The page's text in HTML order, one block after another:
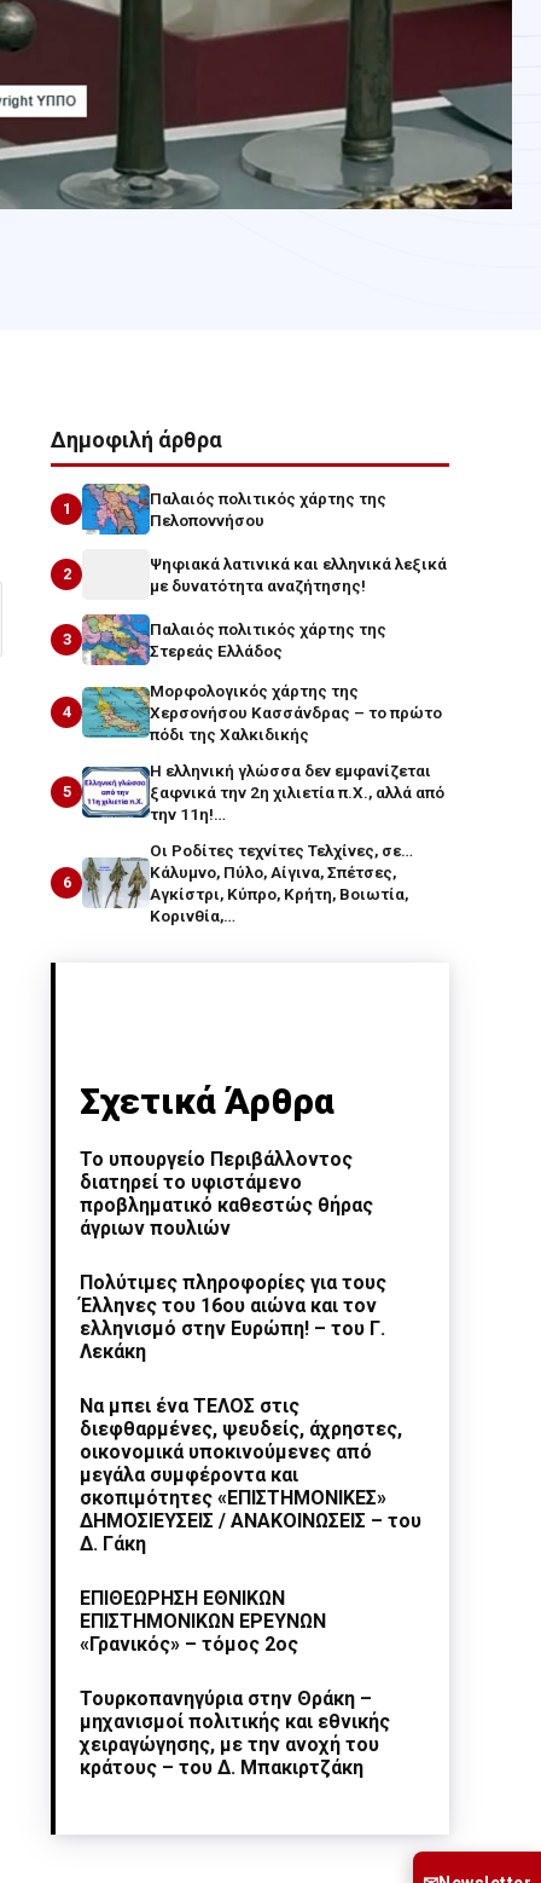
Δημοφιλή άρθρα
1
Παλαιός πολιτικός χάρτης της
Πελοποννήσου
2
Ψηφιακά λατινικά και ελληνικά λεξικά
με δυνατότητα αναζήτησης!
3
Παλαιός πολιτικός χάρτης της
Στερεάς Ελλάδος
4
Μορφολογικός χάρτης της
Χερσονήσου Κασσάνδρας – το πρώτο
πόδι της Χαλκιδικής
5
Η ελληνική γλώσσα δεν εμφανίζεται
ξαφνικά την 2η χιλιετία π.Χ., αλλά από
την 11η!…
6
Οι Ροδίτες τεχνίτες Τελχίνες, σε…
Κάλυμνο, Πύλο, Αίγινα, Σπέτσες,
Αγκίστρι, Κύπρο, Κρήτη, Βοιωτία,
Κορινθία,…
Σχετικά Άρθρα
Το υπουργείο Περιβάλλοντος
διατηρεί το υφιστάμενο
προβληματικό καθεστώς θήρας
άγριων πουλιών
Πολύτιμες πληροφορίες για τους
Έλληνες του 16ου αιώνα και τον
ελληνισμό στην Ευρώπη! – του Γ.
Λεκάκη
Να μπει ένα ΤΕΛΟΣ στις
διεφθαρμένες, ψευδείς, άχρηστες,
οικονομικά υποκινούμενες από
μεγάλα συμφέροντα και
σκοπιμότητες «ΕΠΙΣΤΗΜΟΝΙΚΕΣ»
ΔΗΜΟΣΙΕΥΣΕΙΣ / ΑΝΑΚΟΙΝΩΣΕΙΣ – του
Δ. Γάκη
ΕΠΙΘΕΩΡΗΣΗ ΕΘΝΙΚΩΝ
ΕΠΙΣΤΗΜΟΝΙΚΩΝ ΕΡΕΥΝΩΝ
«Γρανικός» – τόμος 2ος
Τουρκοπανηγύρια στην Θράκη –
μηχανισμοί πολιτικής και εθνικής
χειραγώγησης, με την ανοχή του
κράτους – του Δ. Μπακιρτζάκη